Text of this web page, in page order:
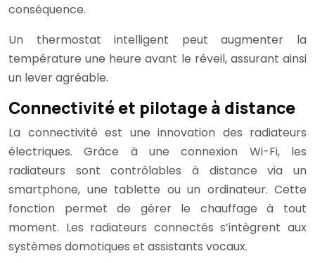
conséquence.
Un thermostat intelligent peut augmenter la
température une heure avant le réveil, assurant ainsi
un lever agréable.
Connectivité et pilotage à distance
La connectivité est une innovation des radiateurs
électriques. Grâce à une connexion Wi-Fi, les
radiateurs sont contrôlables à distance via un
smartphone, une tablette ou un ordinateur. Cette
fonction permet de gérer le chauffage à tout
moment. Les radiateurs connectés s’intègrent aux
systèmes domotiques et assistants vocaux.